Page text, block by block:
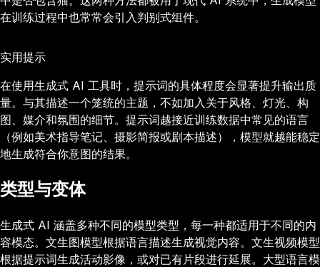
在训练过程中也常常会引入判别式组件。
实用提示
在使用生成式 AI 工具时，提示词的具体程度会显著提升输出质
量。与其描述一个笼统的主题，不如加入关于风格、灯光、构
图、媒介和氛围的细节。提示词越接近训练数据中常见的语言
（例如美术指导笔记、摄影简报或剧本描述），模型就越能稳定
地生成符合你意图的结果。
类型与变体
生成式 AI 涵盖多种不同的模型类型，每一种都适用于不同的内
容模态。文生图模型根据语言描述生成视觉内容。文生视频模型
根据提示词生成活动影像，或对已有片段进行延展。大型语言模